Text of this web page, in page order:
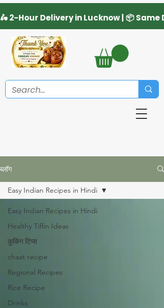
ब्लॉग
Easy Indian Recipes in Hindi
Healthy Tiffin Ideas
कुकिंग टिप्स
chaat recipe
Regional Recipes
Rice Recipe
Drinks
Easy Indian Recipes in Hindi